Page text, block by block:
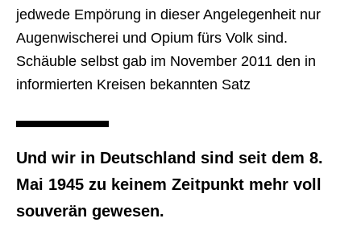
jedwede Empörung in dieser Angelegenheit nur
Augenwischerei und Opium fürs Volk sind.
Schäuble selbst gab im November 2011 den in
informierten Kreisen bekannten Satz
Und wir in Deutschland sind seit dem 8.
Mai 1945 zu keinem Zeitpunkt mehr voll
souverän gewesen.